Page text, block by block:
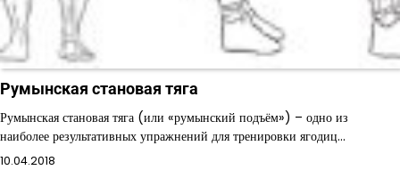
Румынская становая тяга
Румынская становая тяга (или «румынский подъём») – одно из
наиболее результативных упражнений для тренировки ягодиц…
10.04.2018